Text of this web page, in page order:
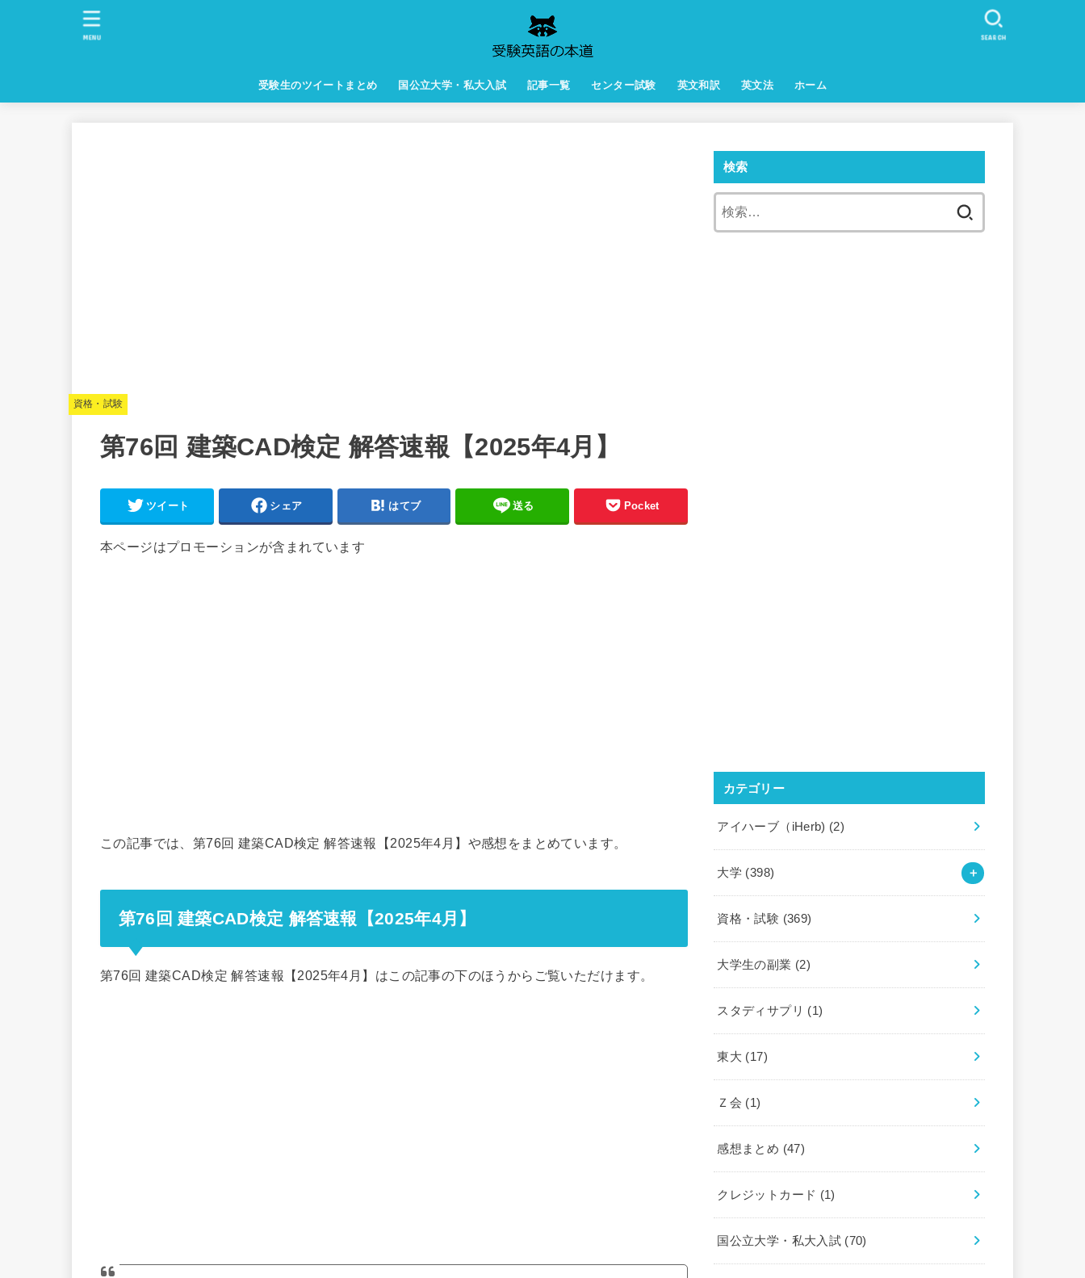
受験生のツイートまとめ 国公立大学・私大入試 記事一覧 センター試験 英文和訳 英文法 ホーム
SEARCH
MENU
資格・試験
第76回 建築CAD検定 解答速報【2025年4月】
ツイート シェア はてブ 送る Pocket
本ページはプロモーションが含まれています
この記事では、第76回 建築CAD検定 解答速報【2025年4月】や感想をまとめています。
第76回 建築CAD検定 解答速報【2025年4月】
第76回 建築CAD検定 解答速報【2025年4月】はこの記事の下のほうからご覧いただけます。
検索
カテゴリー
アイハーブ（iHerb) (2)
大学 (398)
資格・試験 (369)
大学生の副業 (2)
スタディサプリ (1)
東大 (17)
Ｚ会 (1)
感想まとめ (47)
クレジットカード (1)
国公立大学・私大入試 (70)